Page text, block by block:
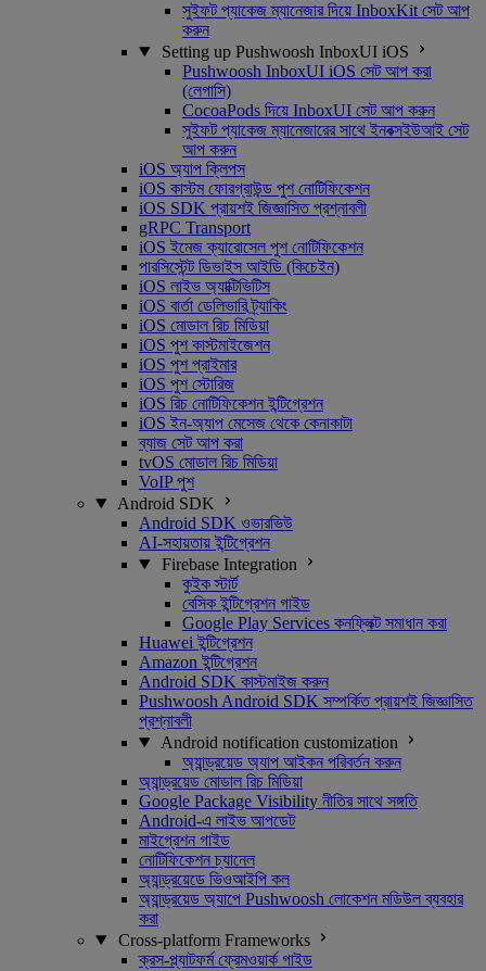
সুইফট প্যাকেজ ম্যানেজার দিয়ে InboxKit সেট আপ
করুন
Setting up Pushwoosh InboxUI iOS
Pushwoosh InboxUI iOS সেট আপ করা
(লেগাসি)
CocoaPods দিয়ে InboxUI সেট আপ করুন
সুইফট প্যাকেজ ম্যানেজারের সাথে ইনবক্সইউআই সেট
আপ করুন
iOS অ্যাপ ক্লিপস
iOS কাস্টম ফোরগ্রাউন্ড পুশ নোটিফিকেশন
iOS SDK প্রায়শই জিজ্ঞাসিত প্রশ্নাবলী
gRPC Transport
iOS ইমেজ ক্যারোসেল পুশ নোটিফিকেশন
পারসিস্টেন্ট ডিভাইস আইডি (কিচেইন)
iOS লাইভ অ্যাক্টিভিটিস
iOS বার্তা ডেলিভারি ট্র্যাকিং
iOS মোডাল রিচ মিডিয়া
iOS পুশ কাস্টমাইজেশন
iOS পুশ প্রাইমার
iOS পুশ স্টোরিজ
iOS রিচ নোটিফিকেশন ইন্টিগ্রেশন
iOS ইন-অ্যাপ মেসেজ থেকে কেনাকাটা
ব্যাজ সেট আপ করা
tvOS মোডাল রিচ মিডিয়া
VoIP পুশ
Android SDK
Android SDK ওভারভিউ
AI-সহায়তায় ইন্টিগ্রেশন
Firebase Integration
কুইক স্টার্ট
বেসিক ইন্টিগ্রেশন গাইড
Google Play Services কনফ্লিক্ট সমাধান করা
Huawei ইন্টিগ্রেশন
Amazon ইন্টিগ্রেশন
Android SDK কাস্টমাইজ করুন
Pushwoosh Android SDK সম্পর্কিত প্রায়শই জিজ্ঞাসিত
প্রশ্নাবলী
Android notification customization
অ্যান্ড্রয়েড অ্যাপ আইকন পরিবর্তন করুন
অ্যান্ড্রয়েড মোডাল রিচ মিডিয়া
Google Package Visibility নীতির সাথে সঙ্গতি
Android-এ লাইভ আপডেট
মাইগ্রেশন গাইড
নোটিফিকেশন চ্যানেল
অ্যান্ড্রয়েডে ভিওআইপি কল
অ্যান্ড্রয়েড অ্যাপে Pushwoosh লোকেশন মডিউল ব্যবহার
করা
Cross-platform Frameworks
ক্রস-প্ল্যাটফর্ম ফ্রেমওয়ার্ক গাইড